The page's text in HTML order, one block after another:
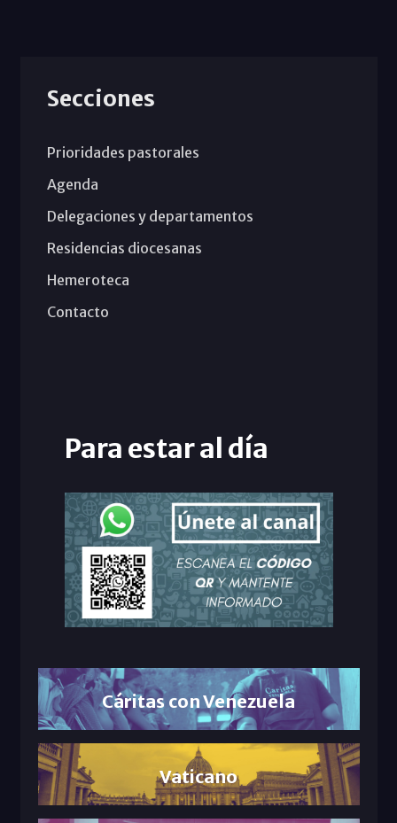
Secciones
Prioridades pastorales
Agenda
Delegaciones y departamentos
Residencias diocesanas
Hemeroteca
Contacto
Para estar al día
Cáritas con Venezuela
Vaticano